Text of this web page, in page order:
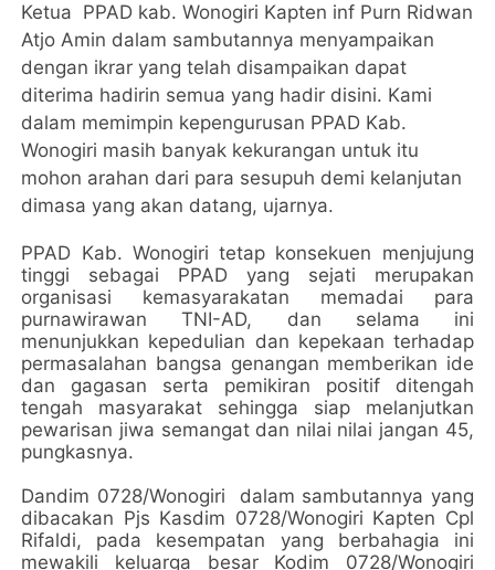
Ketua PPAD kab. Wonogiri Kapten inf Purn Ridwan
Atjo Amin dalam sambutannya menyampaikan
dengan ikrar yang telah disampaikan dapat
diterima hadirin semua yang hadir disini. Kami
dalam memimpin kepengurusan PPAD Kab.
Wonogiri masih banyak kekurangan untuk itu
mohon arahan dari para sesupuh demi kelanjutan
dimasa yang akan datang, ujarnya.
PPAD Kab. Wonogiri tetap konsekuen menjujung
tinggi sebagai PPAD yang sejati merupakan
organisasi kemasyarakatan memadai para
purnawirawan TNI-AD, dan selama ini
menunjukkan kepedulian dan kepekaan terhadap
permasalahan bangsa genangan memberikan ide
dan gagasan serta pemikiran positif ditengah
tengah masyarakat sehingga siap melanjutkan
pewarisan jiwa semangat dan nilai nilai jangan 45,
pungkasnya.
Dandim 0728/Wonogiri dalam sambutannya yang
dibacakan Pjs Kasdim 0728/Wonogiri Kapten Cpl
Rifaldi, pada kesempatan yang berbahagia ini
mewakili keluarga besar Kodim 0728/Wonogiri